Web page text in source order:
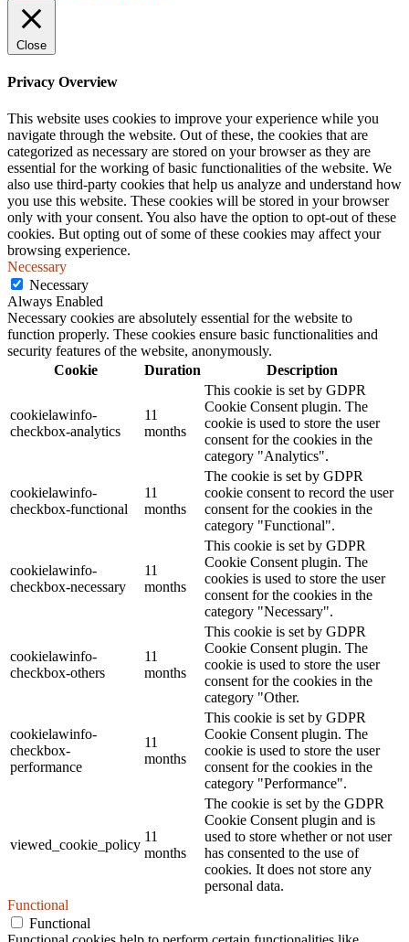
Close
Privacy Overview
This website uses cookies to improve your experience while you
navigate through the website. Out of these, the cookies that are
categorized as necessary are stored on your browser as they are
essential for the working of basic functionalities of the website. We
also use third-party cookies that help us analyze and understand how
you use this website. These cookies will be stored in your browser
only with your consent. You also have the option to opt-out of these
cookies. But opting out of some of these cookies may affect your
browsing experience.
Necessary
Necessary
Always Enabled
Necessary cookies are absolutely essential for the website to
function properly. These cookies ensure basic functionalities and
security features of the website, anonymously.
Cookie
Duration Description
cookielawinfo-
checkbox-analytics
11
months
This cookie is set by GDPR
Cookie Consent plugin. The
cookie is used to store the user
consent for the cookies in the
category "Analytics".
cookielawinfo-
checkbox-functional
11
months
The cookie is set by GDPR
cookie consent to record the user
consent for the cookies in the
category "Functional".
cookielawinfo-
checkbox-necessary
11
months
This cookie is set by GDPR
Cookie Consent plugin. The
cookies is used to store the user
consent for the cookies in the
category "Necessary".
cookielawinfo-
checkbox-others
11
months
This cookie is set by GDPR
Cookie Consent plugin. The
cookie is used to store the user
consent for the cookies in the
category "Other.
cookielawinfo-
checkbox-
performance
11
months
This cookie is set by GDPR
Cookie Consent plugin. The
cookie is used to store the user
consent for the cookies in the
category "Performance".
viewed_cookie_policy
11
months
The cookie is set by the GDPR
Cookie Consent plugin and is
used to store whether or not user
has consented to the use of
cookies. It does not store any
personal data.
Functional
Functional